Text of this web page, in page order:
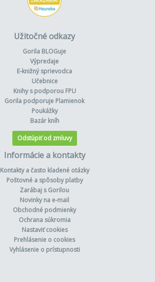
Užitočné odkazy
Gorila BLOGuje
Výpredaje
E-knižný sprievodca
Učebnice
Knihy s podporou FPU
Gorila podporuje Plamienok
Poukážky
Bazár kníh
Odstúpiť od zmluvy
Informácie a kontakty
Kontakty a často kladené otázky
Poštovné a spôsoby platby
Zarábaj s Gorilou
Novinky na e-mail
Obchodné podmienky
Ochrana súkromia
Nastaviť cookies
Prehlásenie o cookies
Vyhlásenie o prístupnosti